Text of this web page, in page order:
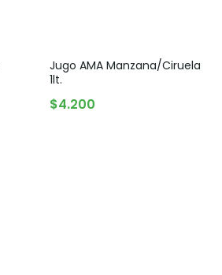
Jugo AMA Manzana/Ciruela
1lt.
$4.200